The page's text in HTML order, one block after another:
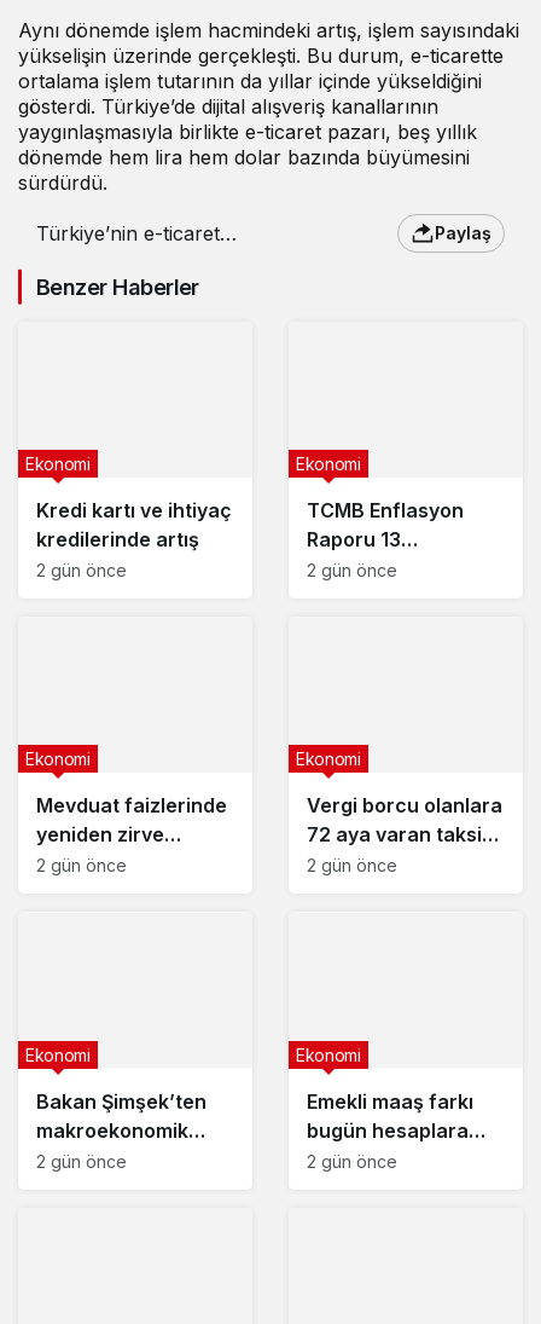
Aynı dönemde işlem hacmindeki artış, işlem sayısındaki
yükselişin üzerinde gerçekleşti. Bu durum, e-ticarette
ortalama işlem tutarının da yıllar içinde yükseldiğini
gösterdi. Türkiye’de dijital alışveriş kanallarının
yaygınlaşmasıyla birlikte e-ticaret pazarı, beş yıllık
dönemde hem lira hem dolar bazında büyümesini
sürdürdü.
Türkiye’nin e-ticaret
arttı
Paylaş
Benzer Haberler
Kredi kartı ve ihtiyaç
kredilerinde artış
Ekonomi
2 gün önce
TCMB Enflasyon
Raporu 13
Ağustos’ta
Ekonomi
2 gün önce
Mevduat faizlerinde
yeniden zirve
görüldü : 3 milyon
Ekonomi
2 gün önce
Vergi borcu olanlara
72 aya varan taksit
fırsatı
Ekonomi
2 gün önce
Bakan Şimşek’ten
makroekonomik
istikrar açıklaması
Ekonomi
2 gün önce
Emekli maaş farkı
bugün hesaplara
yatıyor
Ekonomi
2 gün önce